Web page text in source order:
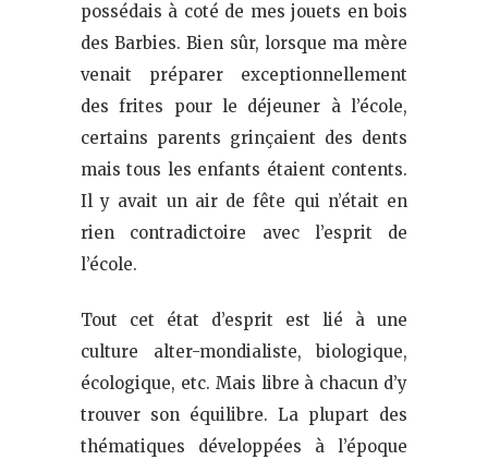
possédais à coté de mes jouets en bois
des Barbies. Bien sûr, lorsque ma mère
venait préparer exceptionnellement
des frites pour le déjeuner à l’école,
certains parents grinçaient des dents
mais tous les enfants étaient contents.
Il y avait un air de fête qui n’était en
rien contradictoire avec l’esprit de
l’école.
Tout cet état d’esprit est lié à une
culture alter-mondialiste, biologique,
écologique, etc. Mais libre à chacun d’y
trouver son équilibre. La plupart des
thématiques développées à l’époque